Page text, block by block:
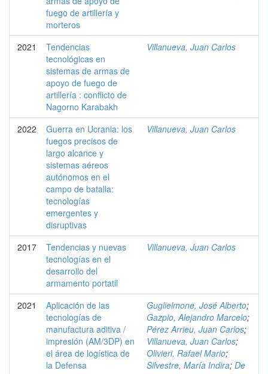
fuego de artillería y
morteros
2021
Tendencias
tecnológicas en
sistemas de armas de
apoyo de fuego de
artillería : conflicto de
Nagorno Karabakh
Villanueva, Juan Carlos
2022
Guerra en Ucrania: los
fuegos precisos de
largo alcance y
sistemas aéreos
autónomos en el
campo de batalla:
tecnologías
emergentes y
disruptivas
Villanueva, Juan Carlos
2017
Tendencias y nuevas
tecnologías en el
desarrollo del
armamento portatil
Villanueva, Juan Carlos
2021
Aplicación de las
tecnologías de
manufactura aditiva /
impresión (AM/3DP) en
el área de logística de
la Defensa
Guglielmone, José Alberto;
Gazpio, Alejandro Marcelo;
Pérez Arrieu, Juan Carlos;
Villanueva, Juan Carlos;
Olivieri, Rafael Mario;
Silvestre, María Indira; De